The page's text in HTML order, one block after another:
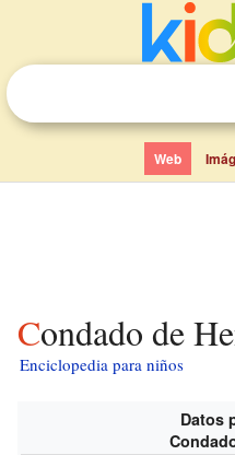
Web
Condado de
Enciclopedia para niños
Datos